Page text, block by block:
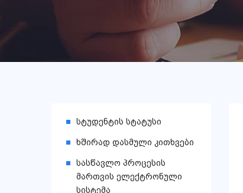
სტუდენტის სტატუსი
ხშირად დასმული კითხვები
სასწავლო პროცესის
მართვის ელექტრონული
სისტემა